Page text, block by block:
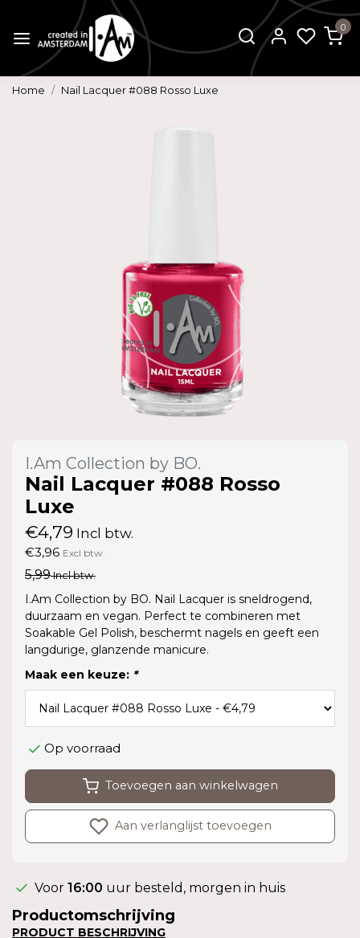
0
Home Nail Lacquer #088 Rosso Luxe
I.Am Collection by BO.
Nail Lacquer #088 Rosso
Luxe
€4,79 Incl btw.
€3,96 Excl btw.
5,99Incl btw.
I.Am Collection by BO. Nail Lacquer is sneldrogend,
duurzaam en vegan. Perfect te combineren met
Soakable Gel Polish, beschermt nagels en geeft een
langdurige, glanzende manicure.
Maak een keuze: *
Op voorraad
Toevoegen aan winkelwagen
Aan verlanglijst toevoegen
Voor 16:00 uur besteld, morgen in huis
Productomschrijving
PRODUCT BESCHRIJVING